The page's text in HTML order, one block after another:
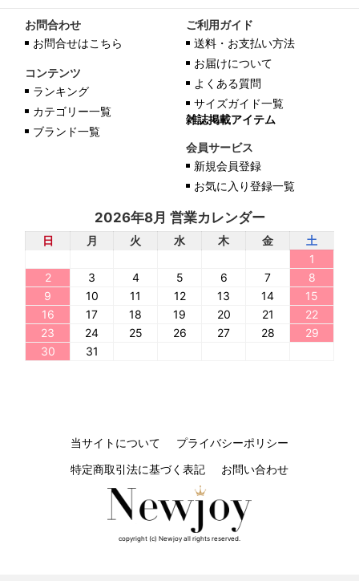
お問合わせ
お問合せはこちら
コンテンツ
ランキング
カテゴリー一覧
ブランド一覧
ご利用ガイド
送料・お支払い方法
お届けについて
よくある質問
サイズガイド一覧
雑誌掲載アイテム
会員サービス
新規会員登録
お気に入り登録一覧
2026年8月 営業カレンダー
日 月 火 水 木 金
土
1
2
3 4 5 6 7
8
9
10 11 12 13 14
15
16
17 18 19 20 21
22
23
24 25 26 27 28
29
30
31
当サイトについて
プライバシーポリシー
特定商取引法に基づく表記
お問い合わせ
copyright (c) Newjoy all rights reserved.